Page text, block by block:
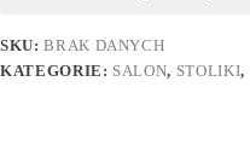
SKU:BRAK DANYCH
KATEGORIE: SALON, STOLIKI,